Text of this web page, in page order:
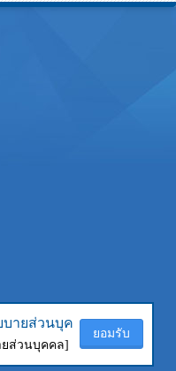
ายส่วนบุค
ส่วนบุคคล]
ยอมรับ
ายส่วนบุค
ส่วนบุคคล]
ยอมรับ